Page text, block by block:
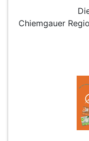
Die
Chiemgauer